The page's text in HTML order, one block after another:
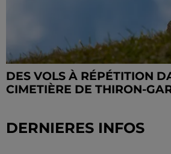
DES VOLS À RÉPÉTITION
CIMETIÈRE DE THIRON-
DERNIERES INFOS